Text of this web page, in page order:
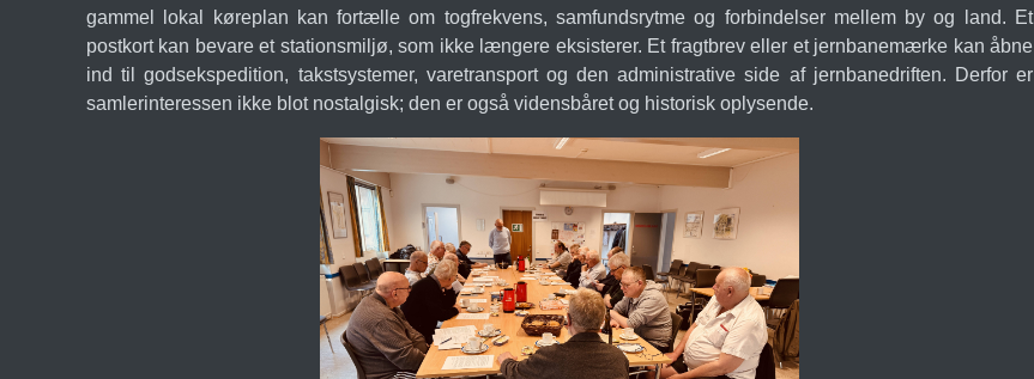
gammel lokal køreplan kan fortælle om togfrekvens, samfundsrytme og forbindelser mellem by og land. Et
postkort kan bevare et stationsmiljø, som ikke længere eksisterer. Et fragtbrev eller et jernbanemærke kan åbne
ind til godsekspedition, takstsystemer, varetransport og den administrative side af jernbanedriften. Derfor er
samlerinteressen ikke blot nostalgisk; den er også vidensbåret og historisk oplysende.